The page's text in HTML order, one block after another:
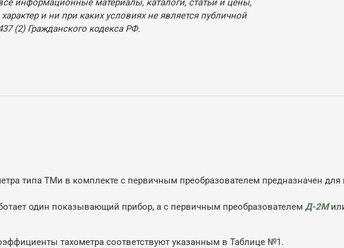
информационные материалы, каталоги, статьи и цены,
и ни при каких условиях не является публичной
(2) Гражданского кодекса РФ.
типа ТМи в комплекте с первичным преобразователем предназначен
один показывающий прибор, а с первичным преобразователем Д-2М
тахометра соответствуют указанным в Таблице №1.